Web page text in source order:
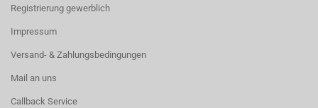
Registrierung gewerblich
Impressum
Versand- & Zahlungsbedingungen
Mail an uns
Callback Service